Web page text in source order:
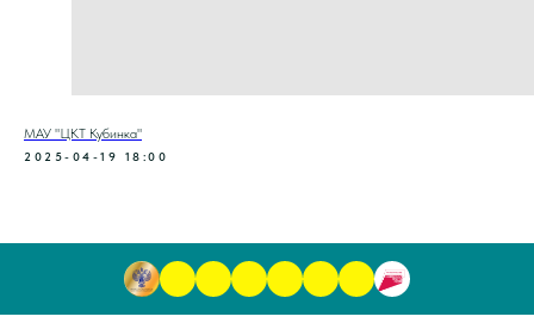
МАУ "ЦКТ Кубинка"
2025-04-19 18:00